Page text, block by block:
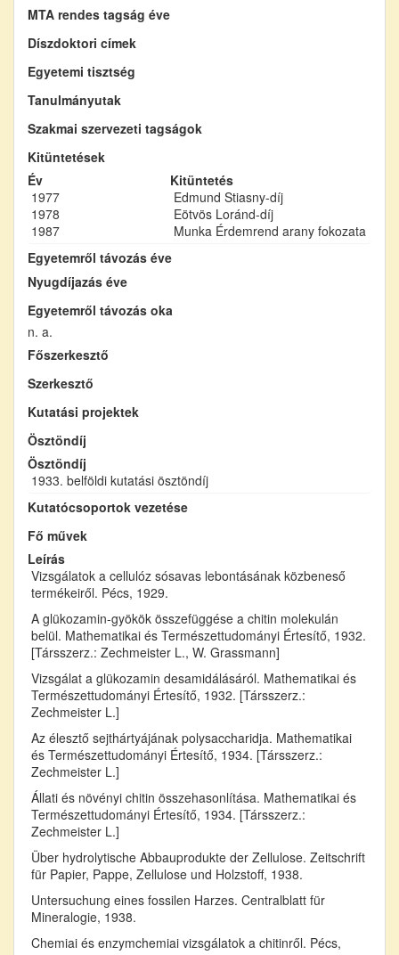
MTA rendes tagság éve
Díszdoktori címek
Egyetemi tisztség
Tanulmányutak
Szakmai szervezeti tagságok
Kitüntetések
Év
Kitüntetés
1977
Edmund Stiasny-díj
1978
Eötvös Loránd-díj
1987
Munka Érdemrend arany fokozata
Egyetemről távozás éve
Nyugdíjazás éve
Egyetemről távozás oka
n. a.
Főszerkesztő
Szerkesztő
Kutatási projektek
Ösztöndíj
Ösztöndíj
1933. belföldi kutatási ösztöndíj
Kutatócsoportok vezetése
Fő művek
Leírás
Vizsgálatok a cellulóz sósavas lebontásának közbeneső
termékeiről. Pécs, 1929.
A glükozamin-gyökök összefüggése a chitin molekulán
belül. Mathematikai és Természettudományi Értesítő, 1932.
[Társszerz.: Zechmeister L., W. Grassmann]
Vizsgálat a glükozamin desamidálásáról. Mathematikai és
Természettudományi Értesítő, 1932. [Társszerz.:
Zechmeister L.]
Az élesztő sejthártyájának polysaccharidja. Mathematikai
és Természettudományi Értesítő, 1934. [Társszerz.:
Zechmeister L.]
Állati és növényi chitin összehasonlítása. Mathematikai és
Természettudományi Értesítő, 1934. [Társszerz.:
Zechmeister L.]
Über hydrolytische Abbauprodukte der Zellulose. Zeitschrift
für Papier, Pappe, Zellulose und Holzstoff, 1938.
Untersuchung eines fossilen Harzes. Centralblatt für
Mineralogie, 1938.
Chemiai és enzymchemiai vizsgálatok a chitinről. Pécs,